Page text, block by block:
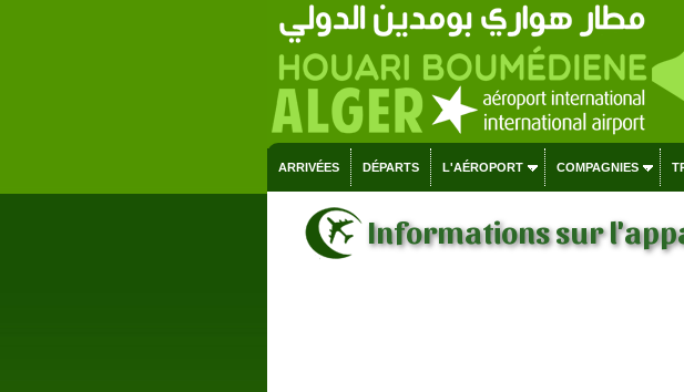
ARRIVÉES DÉPARTS L'AÉROPORT COMPAGNIES
Informations sur